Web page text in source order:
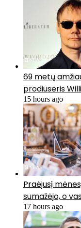
69 metų
prodiuseris
15 hours ago
Praėjusį
sumažėjo, o
17 hours ago